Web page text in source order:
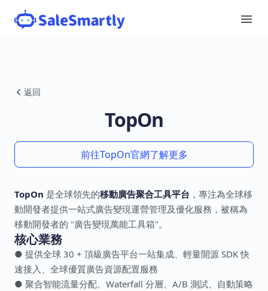
返回
TopOn
前往TopOn官網了解更多
TopOn 是全球領先的移動廣告聚合工具平台 ，專注為全球移
動開發者提供一站式廣告變現運營管理及優化服務，被稱為
移動開發者的 "廣告變現萬能工具箱"。
核心業務
● 提供全球 30 + 頂級廣告平台一站集成、輕量開源 SDK 快
速接入、全球優質廣告資源配置服務
● 聚合智能流量分配、Waterfall 分層、A/B 測試、自動策略